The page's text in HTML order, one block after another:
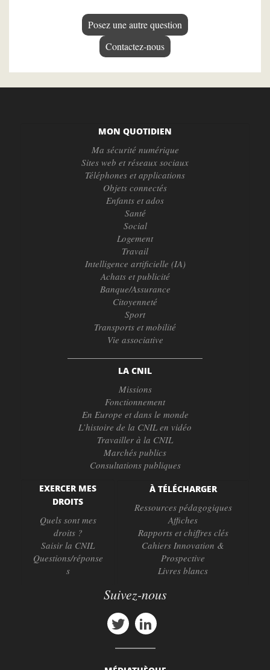
Posez une autre question
Contactez-nous
MON QUOTIDIEN
Ma sécurité numérique
Sites web et réseaux sociaux
Téléphones et applications
Objets connectés
Enfants et ados
Santé
Social
Logement
Travail
Intelligence artificielle (IA)
Achats et publicité
Banque/Assurance
Citoyenneté
Sport
Transports et mobilité
Vie associative
LA CNIL
Missions
Fonctionnement
En Europe et dans le monde
L’histoire de la CNIL en vidéo
Travailler à la CNIL
Marchés publics
Consultations publiques
EXERCER MES
DROITS
Quels sont mes
droits ?
Saisir la CNIL
Questions/réponse
s
À TÉLÉCHARGER
Ressources pédagogiques
Affiches
Rapports et chiffres clés
Cahiers Innovation &
Prospective
Livres blancs
Suivez-nous